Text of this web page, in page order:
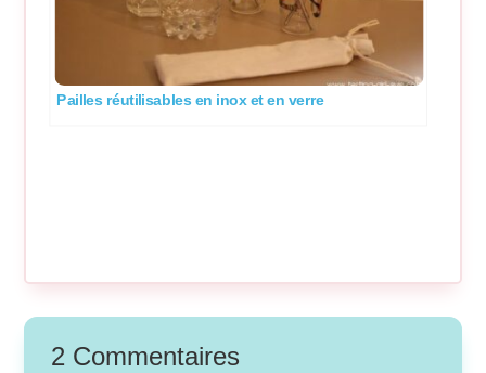
Pailles réutilisables en inox et en verre
2 Commentaires